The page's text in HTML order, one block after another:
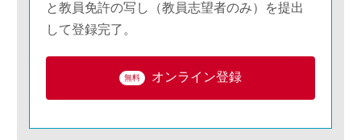
と教員免許の写し（教員志望者のみ）を提出
して登録完了。
無料 オンライン登録